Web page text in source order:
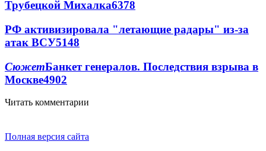
Трубецкой Михалка6378
РФ активизировала "летающие радары" из-за
атак ВСУ5148
СюжетБанкет генералов. Последствия взрыва в
Москве4902
Читать комментарии
Полная версия сайта